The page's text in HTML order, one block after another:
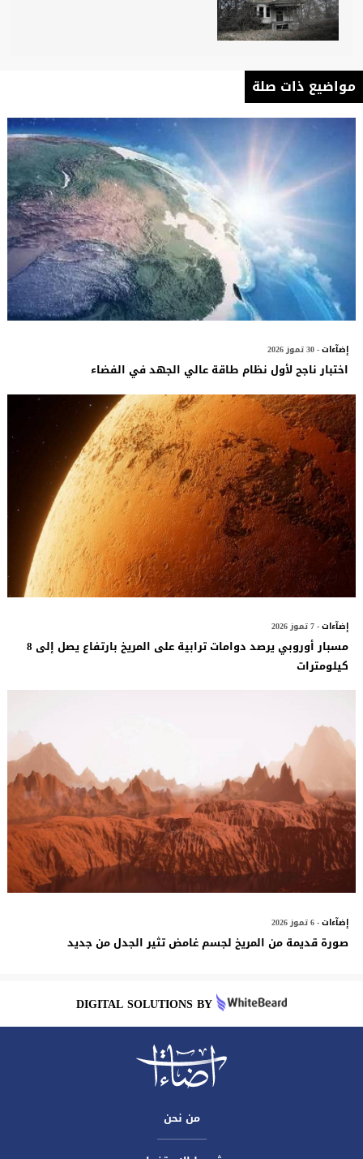
مواضيع ذات صلة
إضآءات- 30 تموز 2026
اختبار ناجح لأول نظام طاقة عالي الجهد في الفضاء
إضآءات- 7 تموز 2026
مسبار أوروبي يرصد دوامات ترابية على المريخ بارتفاع يصل إلى 8
كيلومترات
إضآءات- 6 تموز 2026
صورة قديمة من المريخ لجسم غامض تثير الجدل من جديد
DIGITAL SOLUTIONS BY
من نحن